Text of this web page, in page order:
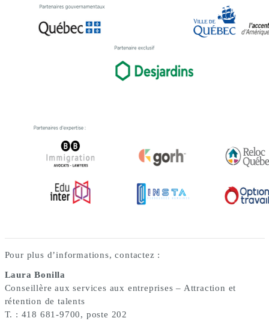
Pour plus d’informations, contactez :
Laura Bonilla
Conseillère aux services aux entreprises – Attraction et
rétention de talents
T. : 418 681-9700, poste 202